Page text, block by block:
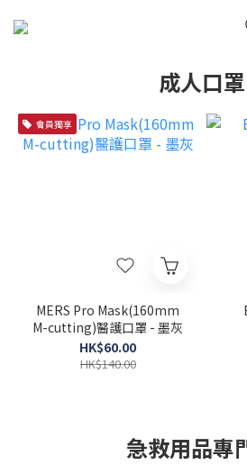
成人口罩
會員獨享
MERS Pro Mask(160mm
M-cutting)醫護口罩 - 墨灰
HK$60.00
HK$140.00
急救用品專